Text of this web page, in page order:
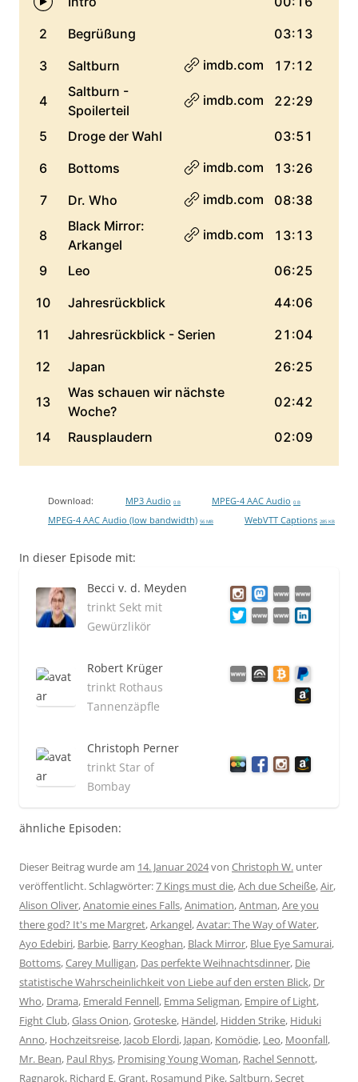
Download: MP3 Audio 0 B MPEG-4 AAC Audio 0 B
MPEG-4 AAC Audio (low bandwidth) 56 MB WebVTT Captions 285 KB
In dieser Episode mit:
Becci v. d. Meyden
trinkt Sekt mit
Gewürzlikör
Robert Krüger
trinkt Rothaus
Tannenzäpfle
Christoph Perner
trinkt Star of
Bombay
ähnliche Episoden:
Dieser Beitrag wurde am 14. Januar 2024von Christoph W. unter
veröffentlicht. Schlagwörter:7 Kings must die,Ach due Scheiße,Air,
Alison Oliver,Anatomie eines Falls,Animation,Antman,Are you
there god? It's me Margret,Arkangel,Avatar: The Way of Water,
Ayo Edebiri, Barbie, Barry Keoghan, Black Mirror, Blue Eye Samurai,
Bottoms,Carey Mulligan, Das perfekte Weihnachtsdinner, Die
statistische Wahrscheinlichkeit von Liebe auf den ersten Blick, Dr
Who, Drama, Emerald Fennell, Emma Seligman, Empire of Light,
Fight Club,Glass Onion,Groteske, Händel, Hidden Strike, Hiduki
Anno, Hochzeitsreise, Jacob Elordi, Japan, Komödie, Leo, Moonfall,
Mr. Bean, Paul Rhys, Promising Young Woman, Rachel Sennott,
Ragnarok, Richard E. Grant, Rosamund Pike,Saltburn,Secret